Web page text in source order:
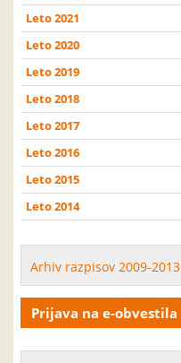
Leto 2021
Leto 2020
Leto 2019
Leto 2018
Leto 2017
Leto 2016
Leto 2015
Leto 2014
Arhiv razpisov 2009-2013
Prijava na e-obvestila